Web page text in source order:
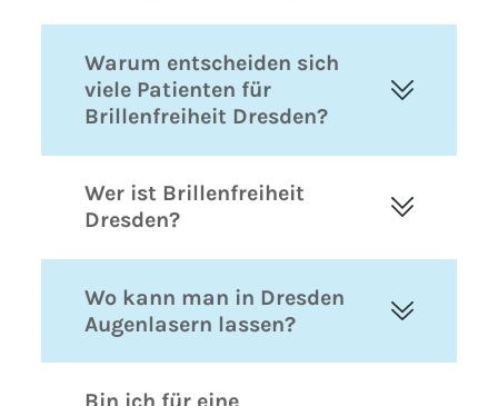
Warum entscheiden sich
viele Patienten für
Brillenfreiheit Dresden?
Wer ist Brillenfreiheit
Dresden?
Wo kann man in Dresden
Augenlasern lassen?
Bin ich für eine